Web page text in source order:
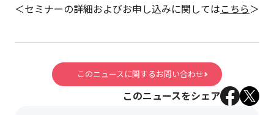
＜セミナーの詳細およびお申し込みに関しては こちら ＞
このニュースに関するお問い合わせ
このニュースをシェア